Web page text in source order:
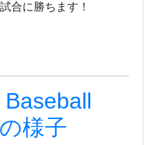
合に勝ちます！
様子